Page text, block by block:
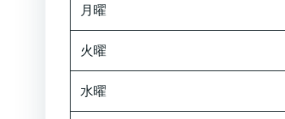
月曜
火曜
水曜